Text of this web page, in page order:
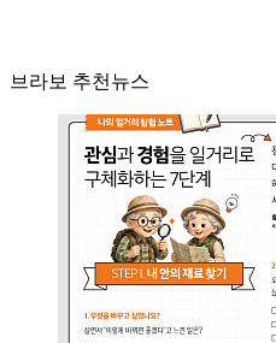
브라보 추천뉴스